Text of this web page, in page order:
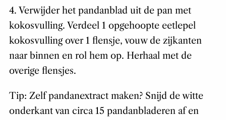
4. Verwijder het pandanblad uit de pan met
kokosvulling. Verdeel 1 opgehoopte eetlepel
kokosvulling over 1 flensje, vouw de zijkanten
naar binnen en rol hem op. Herhaal met de
overige flensjes.
Tip: Zelf pandanextract maken? Snijd de witte
onderkant van circa 15 pandanbladeren af en